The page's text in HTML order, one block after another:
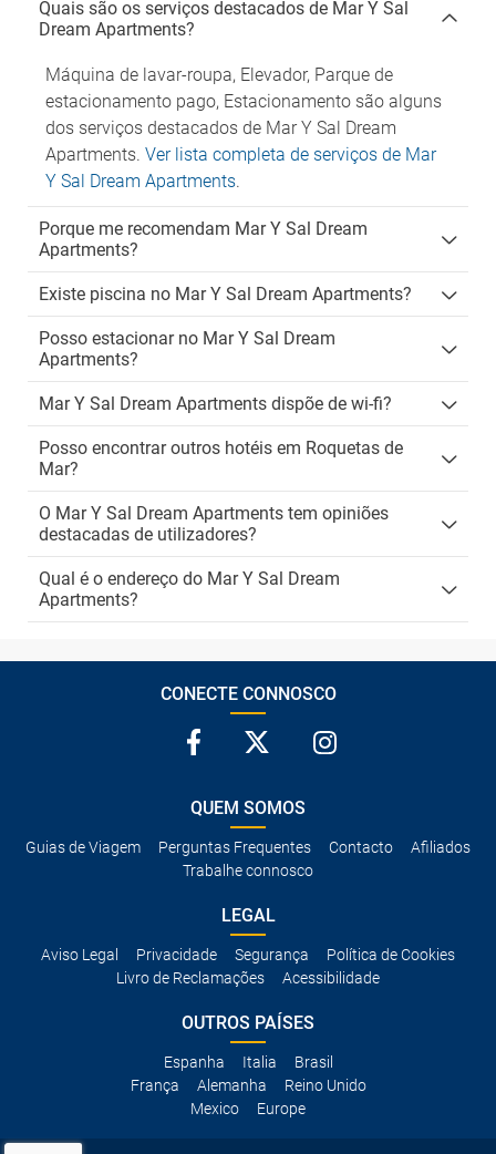
Quais são os serviços destacados de Mar Y Sal
Dream Apartments?
Máquina de lavar-roupa, Elevador, Parque de
estacionamento pago, Estacionamento são alguns
dos serviços destacados de Mar Y Sal Dream
Apartments. Ver lista completa de serviços de Mar
Y Sal Dream Apartments.
Porque me recomendam Mar Y Sal Dream
Apartments?
Existe piscina no Mar Y Sal Dream Apartments?
Posso estacionar no Mar Y Sal Dream
Apartments?
Mar Y Sal Dream Apartments dispõe de wi-fi?
Posso encontrar outros hotéis em Roquetas de
Mar?
O Mar Y Sal Dream Apartments tem opiniões
destacadas de utilizadores?
Qual é o endereço do Mar Y Sal Dream
Apartments?
CONECTE CONNOSCO
QUEM SOMOS
Guias de Viagem Perguntas Frequentes Contacto
Afiliados
Trabalhe connosco
LEGAL
Aviso Legal Privacidade Segurança
Política de Cookies
Livro de Reclamações
Acessibilidade
OUTROS PAÍSES
Espanha Italia
Brasil
França
Alemanha
Reino Unido
Mexico
Europe